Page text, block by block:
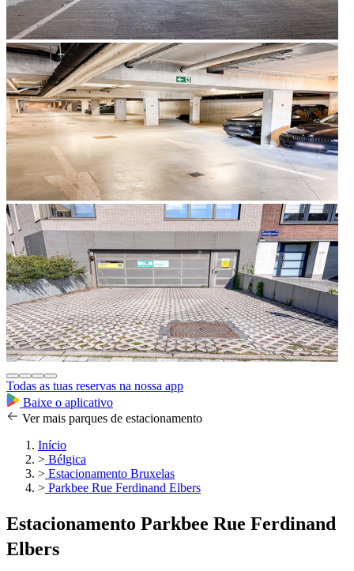
Todas as tuas reservas na nossa app
Baixe o aplicativo
Ver mais parques de estacionamento
Início
> Bélgica
> Estacionamento Bruxelas
> Parkbee Rue Ferdinand Elbers
Estacionamento Parkbee Rue Ferdinand
Elbers